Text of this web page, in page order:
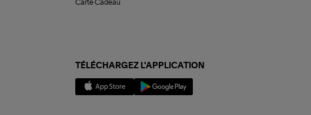
Carte Cadeau
TÉLÉCHARGEZ L'APPLICATION